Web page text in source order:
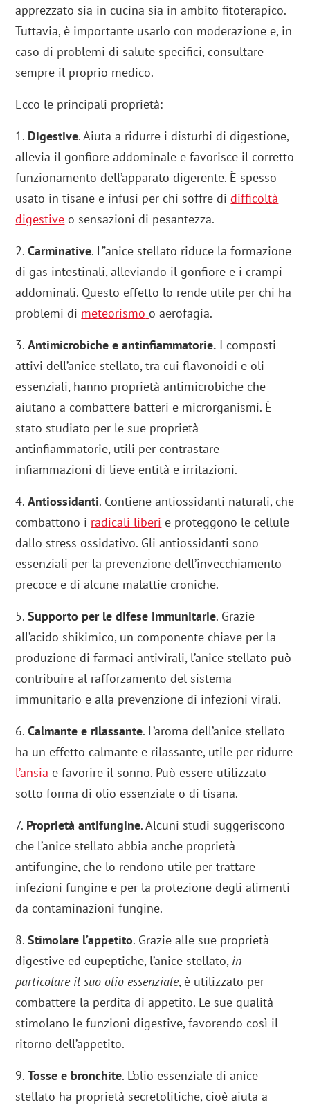
apprezzato sia in cucina sia in ambito fitoterapico.
Tuttavia, è importante usarlo con moderazione e, in
caso di problemi di salute specifici, consultare
sempre il proprio medico.
Ecco le principali proprietà:
1. Digestive. Aiuta a ridurre i disturbi di digestione,
allevia il gonfiore addominale e favorisce il corretto
funzionamento dell’apparato digerente. È spesso
usato in tisane e infusi per chi soffre didifficoltà
digestive o sensazioni di pesantezza.
2.Carminative. L”anice stellato riduce la formazione
di gas intestinali, alleviando il gonfiore e i crampi
addominali. Questo effetto lo rende utile per chi ha
problemi di meteorismo o aerofagia.
3.Antimicrobiche e antinfiammatorie. I composti
attivi dell’anice stellato, tra cui flavonoidi e oli
essenziali, hanno proprietà antimicrobiche che
aiutano a combattere batteri e microrganismi. È
stato studiato per le sue proprietà
antinfiammatorie, utili per contrastare
infiammazioni di lieve entità e irritazioni.
4.Antiossidanti. Contiene antiossidanti naturali, che
combattono i radicali liberi e proteggono le cellule
dallo stress ossidativo. Gli antiossidanti sono
essenziali per la prevenzione dell’invecchiamento
precoce e di alcune malattie croniche.
5.Supporto per le difese immunitarie. Grazie
all’acido shikimico, un componente chiave per la
produzione di farmaci antivirali, l’anice stellato può
contribuire al rafforzamento del sistema
immunitario e alla prevenzione di infezioni virali.
6.Calmante e rilassante. L’aroma dell’anice stellato
ha un effetto calmante e rilassante, utile per ridurre
l’ansia e favorire il sonno. Può essere utilizzato
sotto forma di olio essenziale o di tisana.
7. Proprietà antifungine. Alcuni studi suggeriscono
che l’anice stellato abbia anche proprietà
antifungine, che lo rendono utile per trattare
infezioni fungine e per la protezione degli alimenti
da contaminazioni fungine.
8.Stimolare l’appetito. Grazie alle sue proprietà
digestive ed eupeptiche, l’anice stellato, in
particolare il suo olio essenziale, è utilizzato per
combattere la perdita di appetito. Le sue qualità
stimolano le funzioni digestive, favorendo così il
ritorno dell’appetito.
9.Tosse e bronchite. L’olio essenziale di anice
stellato ha proprietà secretolitiche, cioè aiuta a